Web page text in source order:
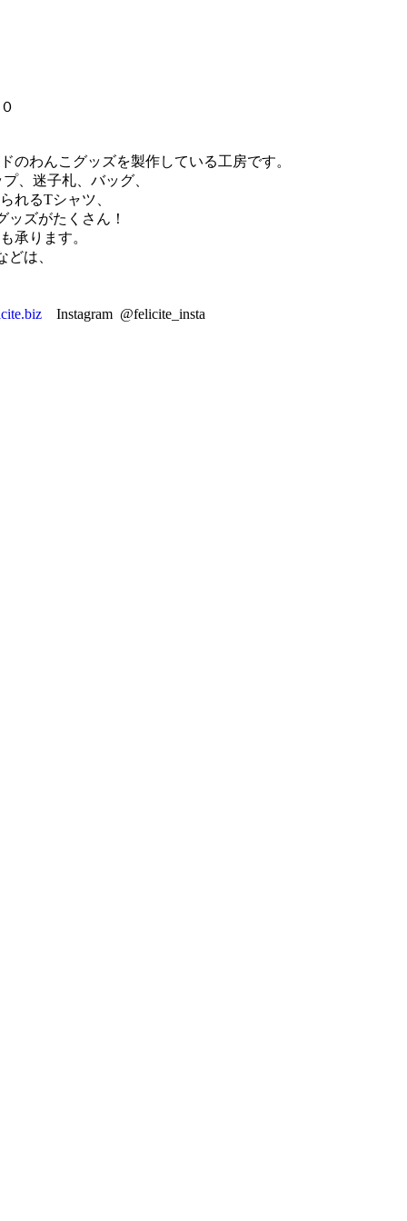
のわんこグッズを製作している工房です。
、迷子札、バッグ、
れるTシャツ、
ズがたくさん！
承ります。
は、
Instagram @felicite_insta